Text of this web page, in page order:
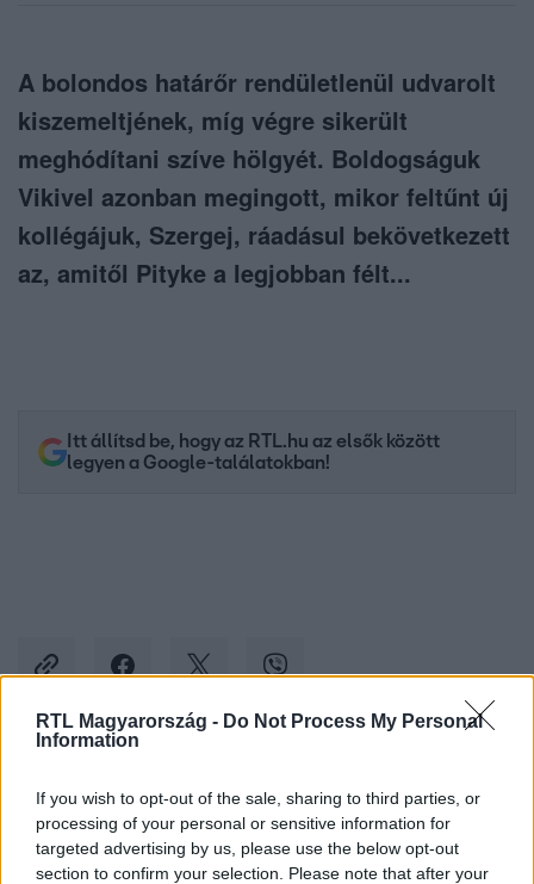
RTL Magyarország - Do Not Process My Personal
Information
If you wish to opt-out of the sale, sharing to third parties, or
processing of your personal or sensitive information for
targeted advertising by us, please use the below opt-out
section to confirm your selection. Please note that after your
A bolondos határőr rendületlenül udvarolt
kiszemeltjének, míg végre sikerült
meghódítani szíve hölgyét. Boldogságuk
Vikivel azonban megingott, mikor feltűnt új
kollégájuk, Szergej, ráadásul bekövetkezett
az, amitől Pityke a legjobban félt...
Itt állítsd be, hogy az RTL.hu az elsők között
legyen a Google-találatokban!
Facebookon is!
Követem